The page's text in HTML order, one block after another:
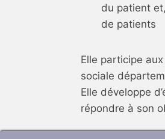
du patient
de patients
Elle participe
sociale
Elle développe
répondre à son